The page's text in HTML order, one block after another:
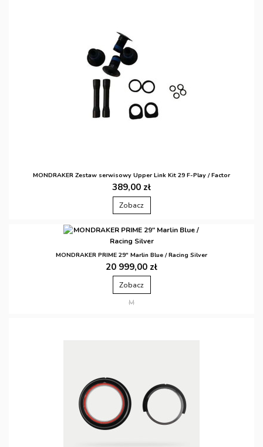
MONDRAKER Zestaw serwisowy Upper Link Kit 29 F-Play / Factor
389,00 zł
Zobacz
MONDRAKER PRIME 29" Marlin Blue / Racing Silver
20 999,00 zł
Zobacz
M